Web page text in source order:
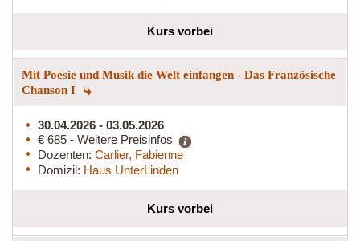
Kurs vorbei
Mit Poesie und Musik die Welt einfangen - Das Französische
Chanson I
30.04.2026 - 03.05.2026
€ 685 - Weitere Preisinfos
Dozenten: Carlier, Fabienne
Domizil: Haus UnterLinden
Kurs vorbei